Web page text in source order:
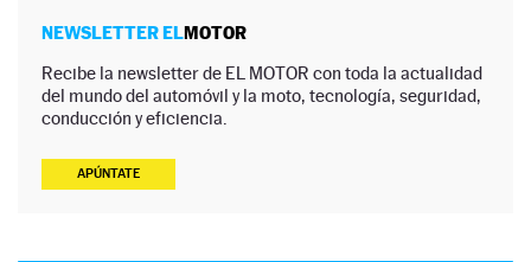
NEWSLETTER ELMOTOR
Recibe la newsletter de EL MOTOR con toda la actualidad
del mundo del automóvil y la moto, tecnología, seguridad,
conducción y eficiencia.
APÚNTATE